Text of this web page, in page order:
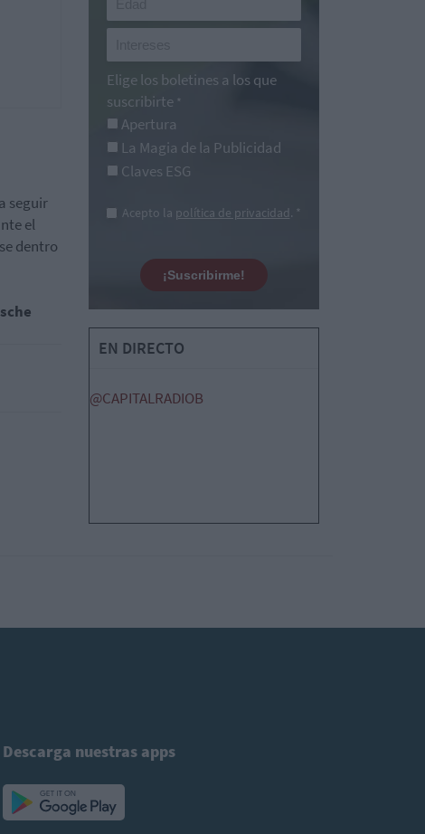
seguir
el
dentro
Elige los boletines a los que
suscribirte *
Apertura
La Magia de la Publicidad
Claves ESG
Acepto la política de privacidad. *
¡Suscribirme!
EN DIRECTO
@CAPITALRADIOB
Descarga nuestras apps